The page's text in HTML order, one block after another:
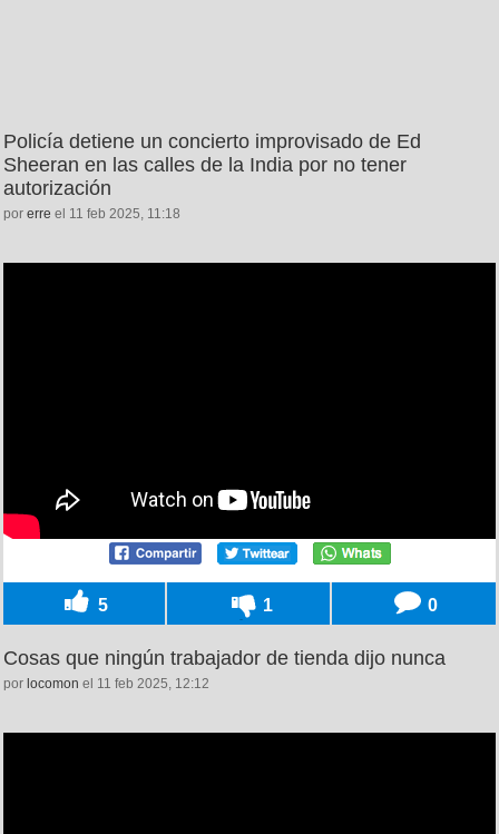
Policía detiene un concierto improvisado de Ed
Sheeran en las calles de la India por no tener
autorización
por erre el 11 feb 2025, 11:18
5 1 0
Cosas que ningún trabajador de tienda dijo nunca
por locomon el 11 feb 2025, 12:12